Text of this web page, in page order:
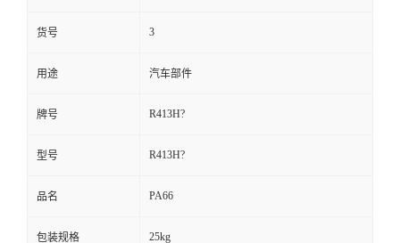
货号 3
用途 汽车部件
牌号 R413H?
型号 R413H?
品名 PA66
包装规格 25kg